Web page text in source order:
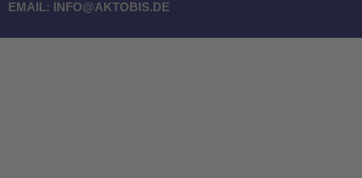
EMAIL: INFO@AKTOBIS.DE